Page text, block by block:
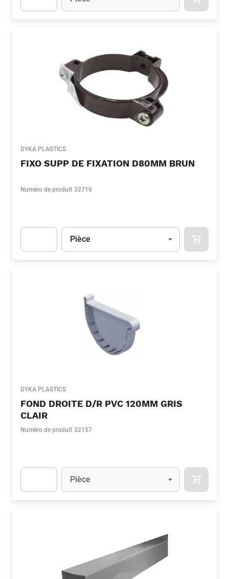
DYKA PLASTICS
FIXO SUPP DE FIXATION D80MM BRUN
Numéro de produit 32716
Unité
Pièce
DYKA PLASTICS
FOND DROITE D/R PVC 120MM GRIS
CLAIR
Numéro de produit 32157
Unité
Pièce